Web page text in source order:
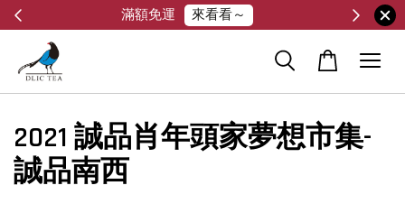
滿額免運 來看看～
2021 誠品肖年頭家夢想市集-
誠品南西